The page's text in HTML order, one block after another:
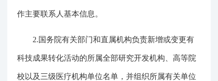
作主要联系人基本信息。
2.国务院有关部门和直属机构负责新增或变更有
科技成果转化活动的所属全部研究开发机构、高等院
校以及三级医疗机构单位名单，并组织所属有关单位